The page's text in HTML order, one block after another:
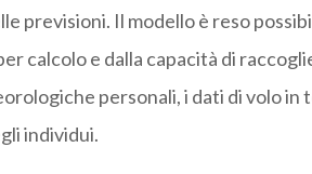
previsioni. Il modello è reso
calcolo e dalla capacità di
personali, i dati di volo
individui.